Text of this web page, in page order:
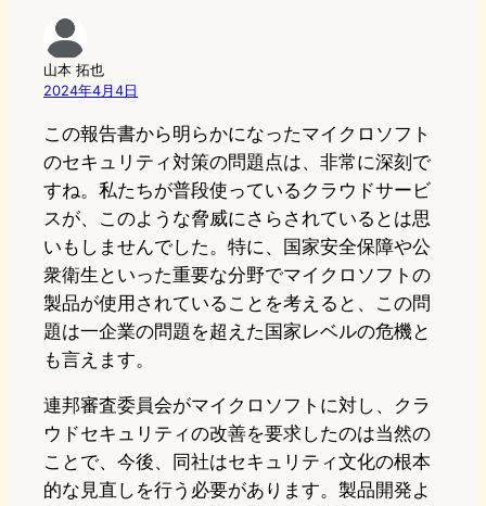
山本 拓也
2024年4月4日
この報告書から明らかになったマイクロソフト
のセキュリティ対策の問題点は、非常に深刻で
すね。私たちが普段使っているクラウドサービ
スが、このような脅威にさらされているとは思
いもしませんでした。特に、国家安全保障や公
衆衛生といった重要な分野でマイクロソフトの
製品が使用されていることを考えると、この問
題は一企業の問題を超えた国家レベルの危機と
も言えます。
連邦審査委員会がマイクロソフトに対し、クラ
ウドセキュリティの改善を要求したのは当然の
ことで、今後、同社はセキュリティ文化の根本
的な見直しを行う必要があります。製品開発よ